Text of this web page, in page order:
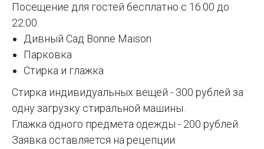
Посещение для гостей бесплатно с 16:00 до
22:00.
Дивный Сад Bonne Maison
Парковка
Стирка и глажка
Стирка индивидуальных вещей - 300 рублей за
одну загрузку стиральной машины.
Глажка одного предмета одежды - 200 рублей.
Заявка оставляется на рецепции.